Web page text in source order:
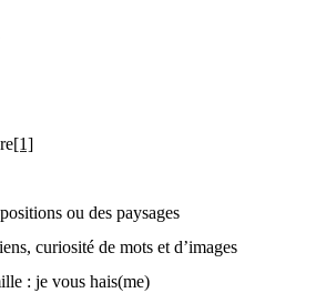
[1]
ou des paysages
curiosité de mots et d’images
: je vous hais(me)